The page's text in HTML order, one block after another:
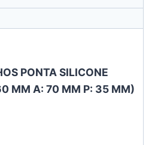
PONTA SILICONE
MM A: 70 MM P: 35 MM)